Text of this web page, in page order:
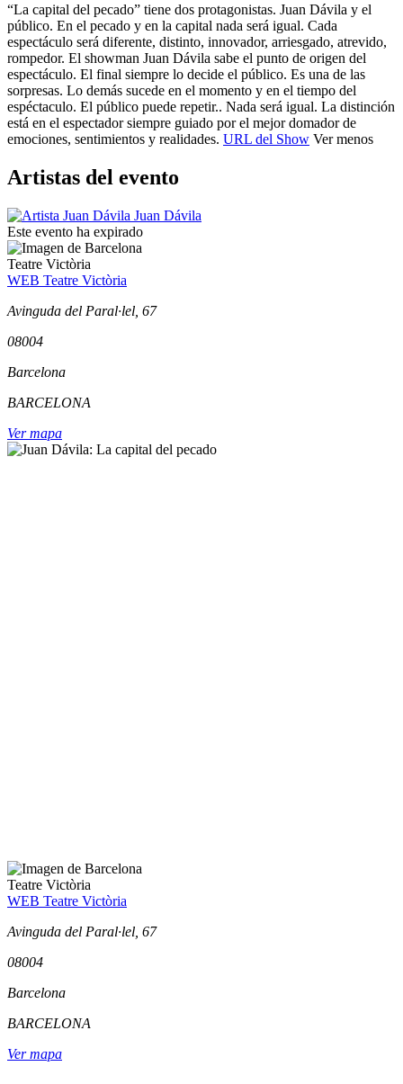
“La capital del pecado” tiene dos protagonistas. Juan Dávila y el
público. En el pecado y en la capital nada será igual. Cada
espectáculo será diferente, distinto, innovador, arriesgado, atrevido,
rompedor. El showman Juan Dávila sabe el punto de origen del
espectáculo. El final siempre lo decide el público. Es una de las
sorpresas. Lo demás sucede en el momento y en el tiempo del
espéctaculo. El público puede repetir.. Nada será igual. La distinción
está en el espectador siempre guiado por el mejor domador de
emociones, sentimientos y realidades. URL del Show Ver menos
Artistas del evento
Juan Dávila
Este evento ha expirado
Teatre Victòria
WEB Teatre Victòria
Avinguda del Paral·lel, 67
08004
Barcelona
BARCELONA
Ver mapa
Teatre Victòria
WEB Teatre Victòria
Avinguda del Paral·lel, 67
08004
Barcelona
BARCELONA
Ver mapa